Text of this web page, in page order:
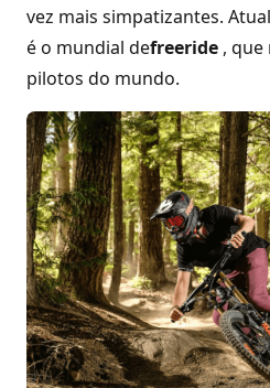
vez mais simpatizantes.
é o mundial defreeride , que
pilotos do mundo.